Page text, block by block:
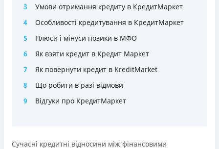
3
Умови отримання кредиту в КредитМаркет
4
Особливості кредитування в КредитМаркет
5
Плюси і мінуси позики в МФО
6
Як взяти кредит в Кредит Маркет
7
Як повернути кредит в KreditMarket
8
Що робити в разі відмови
9
Відгуки про КредитМаркет
Сучасні кредитні відносини між фінансовими